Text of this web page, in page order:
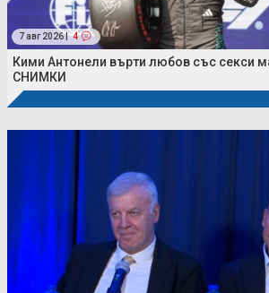
7 авг 2026 | 4
Кими Антонели върти любов със секси
СНИМКИ